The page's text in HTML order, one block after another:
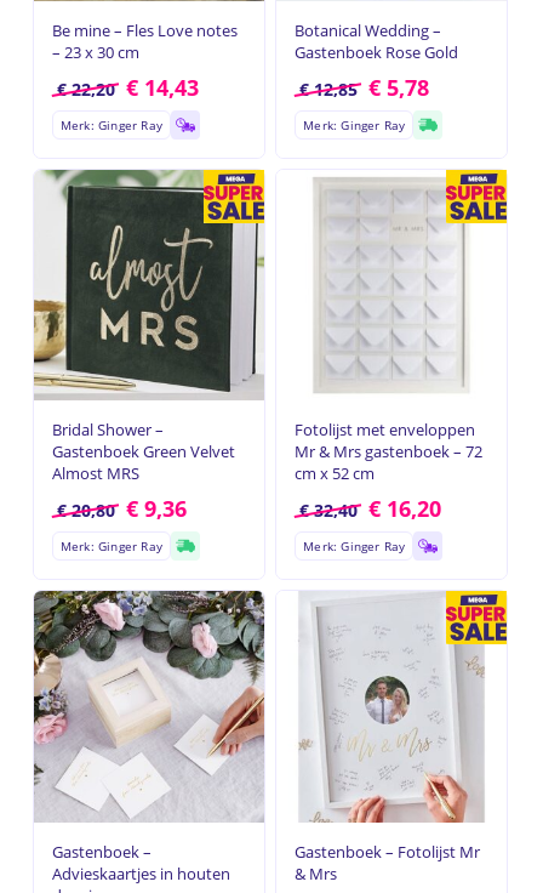
Be mine – Fles Love notes
– 23 x 30 cm
€22,20 € 14,43
Merk: Ginger Ray
Botanical Wedding –
Gastenboek Rose Gold
€12,85 €5,78
Merk: Ginger Ray
Bridal Shower –
Gastenboek Green Velvet
Almost MRS
€20,80 € 9,36
Merk: Ginger Ray
Fotolijst met enveloppen
Mr & Mrs gastenboek – 72
cm x 52 cm
€32,40 € 16,20
Merk: Ginger Ray
Gastenboek –
Advieskaartjes in houten
Gastenboek – Fotolijst Mr
& Mrs